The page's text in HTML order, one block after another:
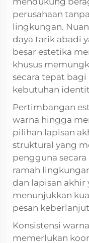
perusahaan
lingkungan.
daya tarik abadi
besar estetika
khusus
secara tepat
kebutuhan
Pertimbangan
warna hingga
pilihan lapisan
struktural yang
pengguna
ramah
dan lapisan akhir
menunjukkan
pesan
Konsistensi
memerlukan